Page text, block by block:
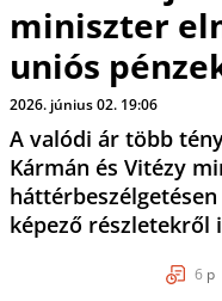
miniszter
uniós
2026. június 02. 19:06
A valódi ár több
Kármán és Vitézy
képező részletekről
6 p